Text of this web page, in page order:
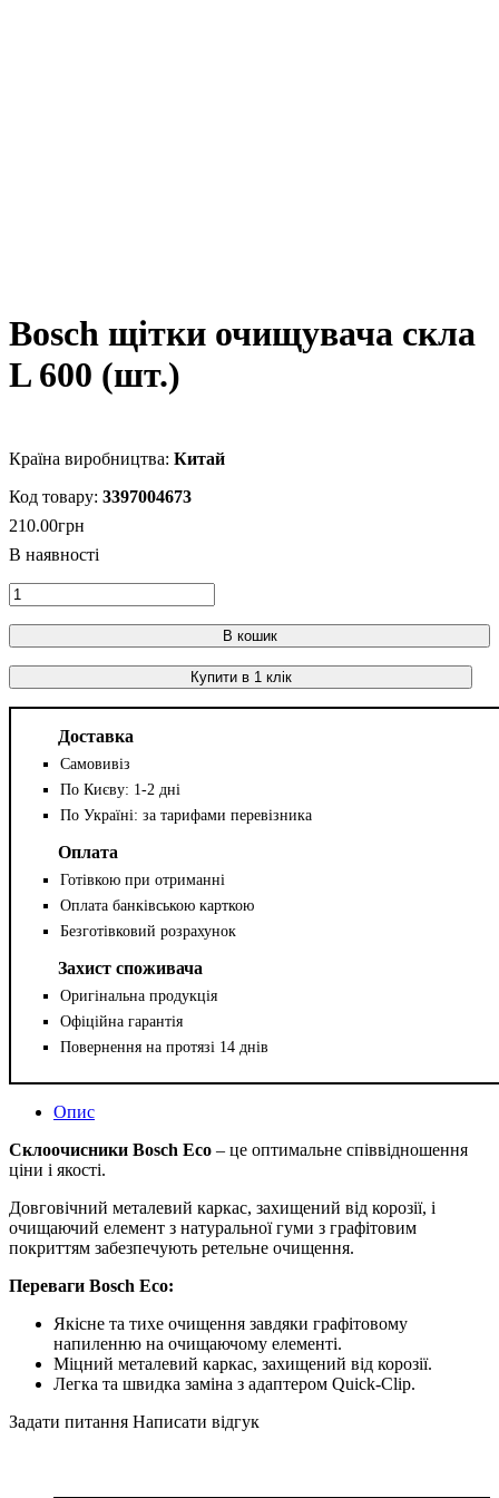
Bosch щітки очищувача скла
L 600 (шт.)
Китай
3397004673
210.00грн
В кошик
Купити в 1 клік
Доставка
Самовивіз
По Києву: 1-2 дні
По Україні: за тарифами перевізника
Оплата
Готівкою при отриманні
Оплата банківською карткою
Безготівковий розрахунок
Захист споживача
Оригінальна продукція
Офіційна гарантія
Повернення на протязі 14 днів
Опис
Склоочисники Bosch Eco – це оптимальне співвідношення
ціни і якості.
Довговічний металевий каркас, захищений від корозії, і
очищаючий елемент з натуральної гуми з графітовим
покриттям забезпечують ретельне очищення.
Переваги Bosch Eco:
Якісне та тихе очищення завдяки графітовому
напиленню на очищаючому елементі.
Міцний металевий каркас, захищений від корозії.
Легка та швидка заміна з адаптером Quick-Clip.
Задати питання Написати відгук